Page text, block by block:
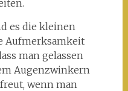
es die kleinen
Aufmerksamkeit
man gelassen
Augenzwinkern
wenn man